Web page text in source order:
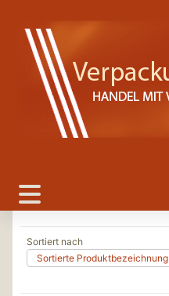
Sortiert nach
Sortierte